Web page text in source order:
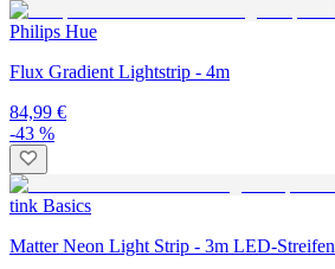
Philips Hue
Flux Gradient Lightstrip - 4m
84,99 €
-43 %
tink Basics
Matter Neon Light Strip - 3m LED-Streifen